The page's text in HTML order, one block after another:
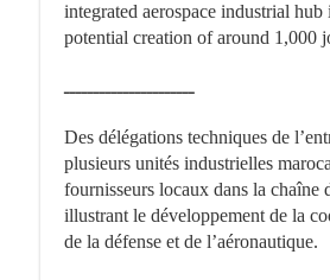
integrated aerospace industrial
potential creation of around 1,000
ــــــــــــــــــــــ
Des délégations techniques de
plusieurs unités industrielles
fournisseurs locaux dans la chaîne
illustrant le développement de la
de la défense et de l’aéronautique.